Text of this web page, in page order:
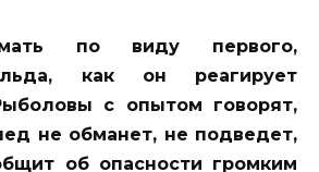
по виду первого,
как он реагирует
с опытом говорят,
не обманет, не подведет,
об опасности громким